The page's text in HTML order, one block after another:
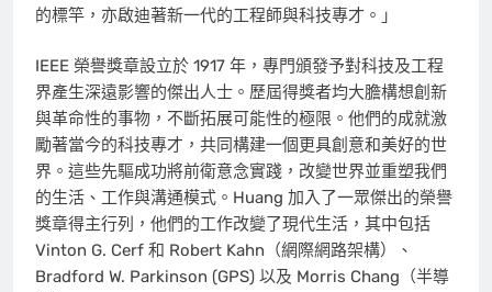
的標竿，亦啟迪著新一代的工程師與科技專才。」
IEEE 榮譽獎章設立於 1917 年，專門頒發予對科技及工程
界產生深遠影響的傑出人士。歷屆得獎者均大膽構想創新
與革命性的事物，不斷拓展可能性的極限。他們的成就激
勵著當今的科技專才，共同構建一個更具創意和美好的世
界。這些先驅成功將前衛意念實踐，改變世界並重塑我們
的生活、工作與溝通模式。Huang 加入了一眾傑出的榮譽
獎章得主行列，他們的工作改變了現代生活，其中包括
Vinton G. Cerf 和 Robert Kahn（網際網路架構）、
Bradford W. Parkinson (GPS) 以及 Morris Chang（半導